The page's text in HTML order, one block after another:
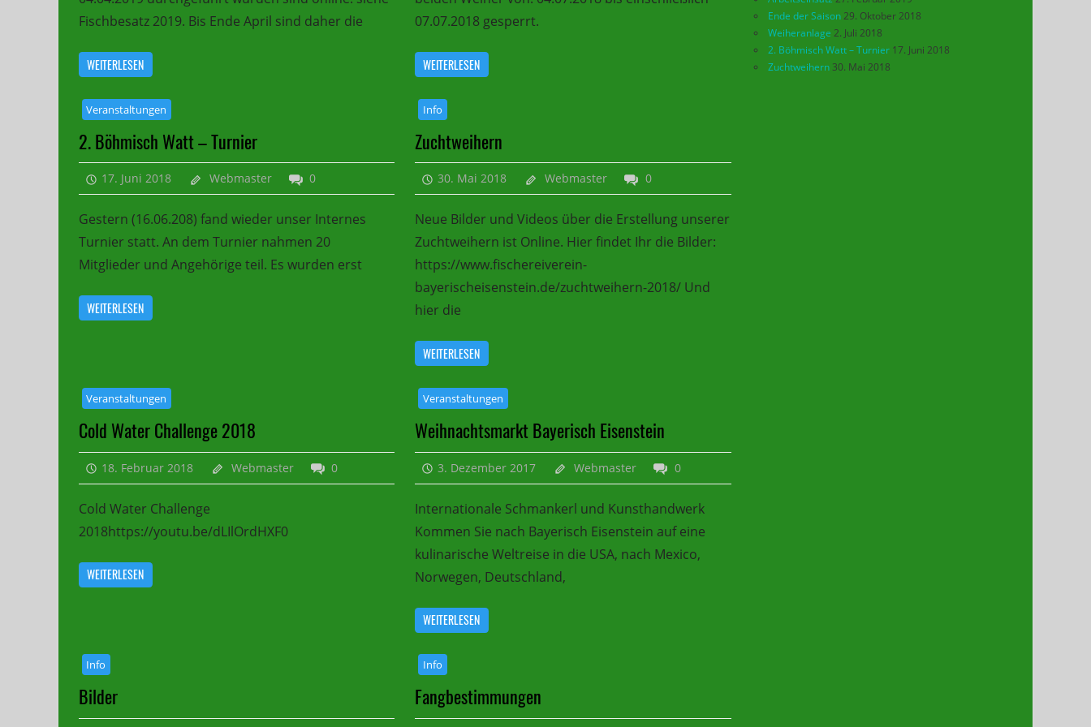
Fischbesatz 2019. Bis Ende April sind daher die
WEITERLESEN
07.07.2018 gesperrt.
WEITERLESEN
Veranstaltungen
2. Böhmisch Watt – Turnier
17. Juni 2018 Webmaster 0
Gestern (16.06.208) fand wieder unser Internes
Turnier statt. An dem Turnier nahmen 20
Mitglieder und Angehörige teil. Es wurden erst
WEITERLESEN
Info
Zuchtweihern
30. Mai 2018 Webmaster 0
Neue Bilder und Videos über die Erstellung unserer
Zuchtweihern ist Online. Hier findet Ihr die Bilder:
https://www.fischereiverein-
bayerischeisenstein.de/zuchtweihern-2018/ Und
hier die
WEITERLESEN
Veranstaltungen
Cold Water Challenge 2018
18. Februar 2018 Webmaster 0
Cold Water Challenge
2018https://youtu.be/dLIlOrdHXF0
WEITERLESEN
Veranstaltungen
Weihnachtsmarkt Bayerisch Eisenstein
3. Dezember 2017 Webmaster 0
Internationale Schmankerl und Kunsthandwerk
Kommen Sie nach Bayerisch Eisenstein auf eine
kulinarische Weltreise in die USA, nach Mexico,
Norwegen, Deutschland,
WEITERLESEN
Info
Bilder
Info
Fangbestimmungen
Ende der Saison29. Oktober 2018
Weiheranlage 2. Juli 2018
2. Böhmisch Watt – Turnier 17. Juni 2018
Zuchtweihern30. Mai 2018